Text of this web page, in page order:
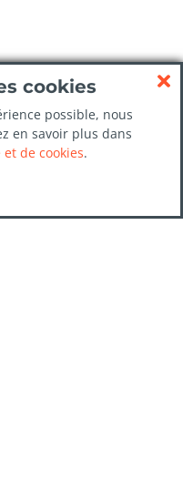
cookies
possible, nous
en savoir plus dans
de cookies.